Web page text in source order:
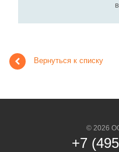
Вернуться к списку
© 2026
+7